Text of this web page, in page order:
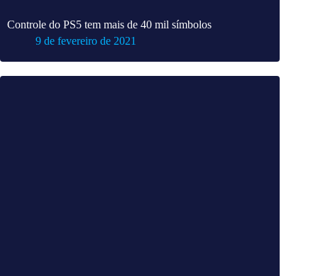
Controle do PS5 tem mais de 40 mil símbolos
9 de fevereiro de 2021